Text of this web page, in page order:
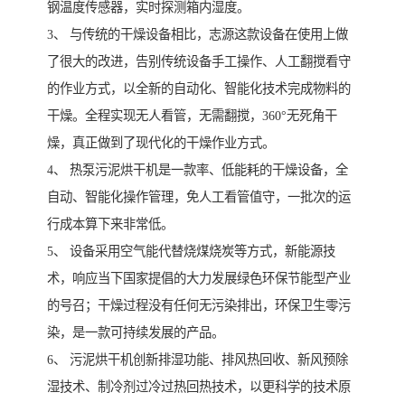
钢温度传感器，实时探测箱内湿度。
3、 与传统的干燥设备相比，志源这款设备在使用上做
了很大的改进，告别传统设备手工操作、人工翻搅看守
的作业方式，以全新的自动化、智能化技术完成物料的
干燥。全程实现无人看管，无需翻搅，360°无死角干
燥，真正做到了现代化的干燥作业方式。
4、 热泵污泥烘干机是一款率、低能耗的干燥设备，全
自动、智能化操作管理，免人工看管值守，一批次的运
行成本算下来非常低。
5、 设备采用空气能代替烧煤烧炭等方式，新能源技
术，响应当下国家提倡的大力发展绿色环保节能型产业
的号召；干燥过程没有任何无污染排出，环保卫生零污
染，是一款可持续发展的产品。
6、 污泥烘干机创新排湿功能、排风热回收、新风预除
湿技术、制冷剂过冷过热回热技术，以更科学的技术原